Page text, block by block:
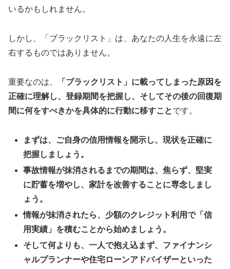
いるかもしれません。
しかし、「ブラックリスト」は、あなたの人生を永遠に左
右するものではありません。
重要なのは、
「ブラックリスト」に載ってしまった原因を
正確に理解し、登録期間を把握し、そしてその後の回復期
間に何をすべきかを具体的に行動に移すことです。
まずは、ご自身の信用情報を開示し、現状を正確に
把握しましょう。
事故情報が抹消されるまでの期間は、焦らず、堅実
に貯蓄を増やし、家計を改善することに専念しまし
ょう。
情報が抹消されたら、少額のクレジット利用で「信
用実績」を積むことから始めましょう。
そして何よりも、一人で抱え込まず、ファイナンシ
ャルプランナーや住宅ローンアドバイザーといった